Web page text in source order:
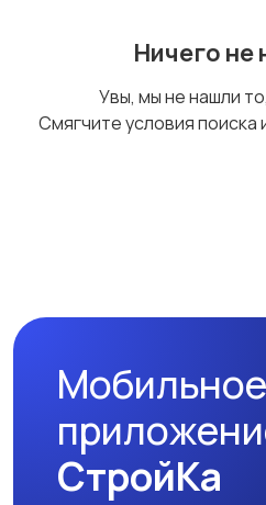
Ничего не
Увы, мы не нашли
Смягчите условия
Мобильное
СтройКа